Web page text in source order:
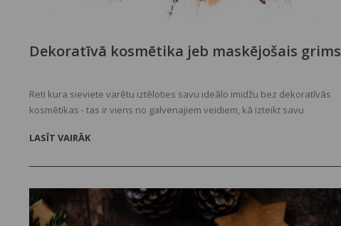
Dekoratīvā kosmētika jeb maskējošais grims
Reti kura sieviete varētu iztēloties savu ideālo imidžu bez dekoratīvās
kosmētikas - tas ir viens no galvenajiem veidiem, kā izteikt savu
LASĪT VAIRĀK